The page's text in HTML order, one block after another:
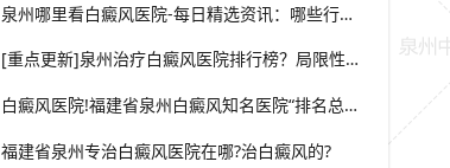
泉州哪里看白癜风医院-每日精选资讯：哪些行为会导致白癜风白斑在长
[重点更新]泉州治疗白癜风医院排行榜？局限性白癜风早期症状？
白癜风医院!福建省泉州白癜风知名医院“排名总榜公开”福建省泉州治白癜风那家医院较好“强势推荐”?
福建省泉州专治白癜风医院在哪?治白癜风的?